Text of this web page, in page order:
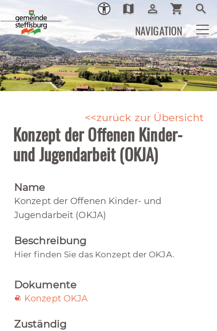
Ortsplan
map Login
person_outline shopping_cart search
NAVIGATION
zurück zur Übersicht
Konzept der Offenen Kinder-
und Jugendarbeit (OKJA)
Name
Konzept der Offenen Kinder- und
Jugendarbeit (OKJA)
Beschreibung
Hier finden Sie das Konzept der OKJA.
Dokumente
Konzept OKJA
Zuständig